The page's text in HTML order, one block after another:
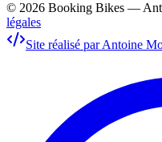
© 2026 Booking Bikes —
légales
Site réalisé par Antoine